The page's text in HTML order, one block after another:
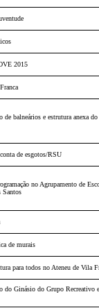
2015
de balneários e estrutura anexa
de esgotos/RSU
no Agrupamento de
Santos
de murais
para todos no Ateneu de Vila
do Ginásio do Grupo